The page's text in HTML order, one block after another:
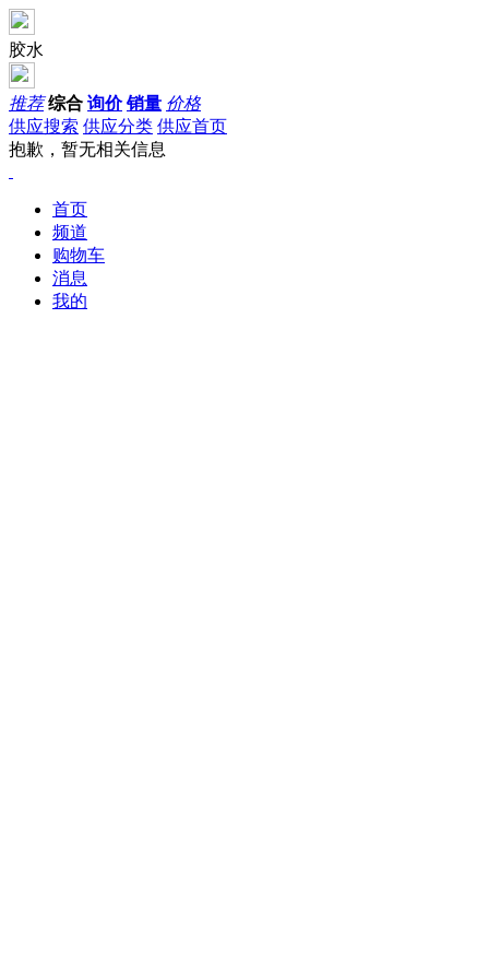
胶水
推荐 综合 询价 销量 价格
供应搜索 供应分类 供应首页
抱歉，暂无相关信息
首页
频道
购物车
消息
我的